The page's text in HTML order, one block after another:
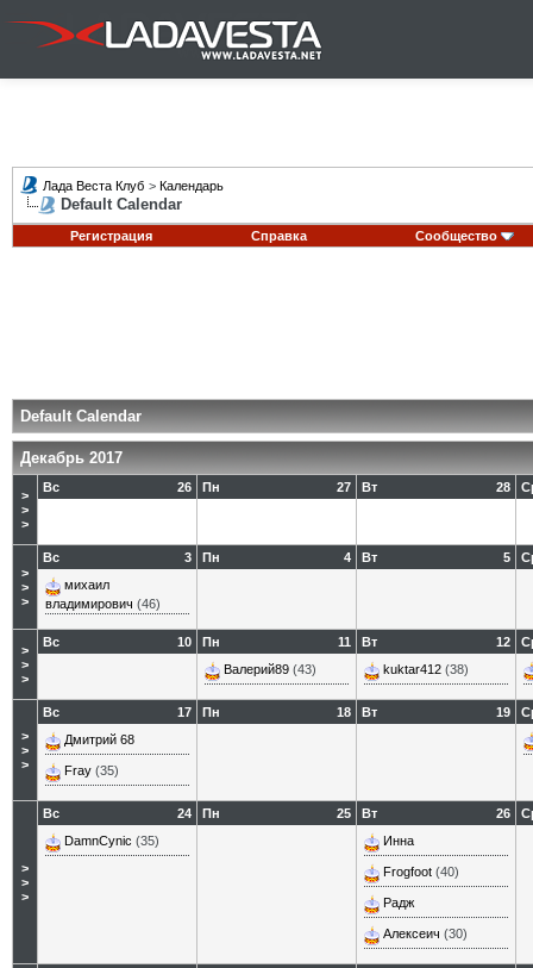
Лада Веста Клуб > Календарь
Default Calendar
Регистрация Справка Сообщество
Default Calendar
Декабрь 2017
>
>
>
26
Вс 27
Пн 28
Вт
>
>
>
3
Вс
михаил
владимирович (46)
4
Пн 5
Вт
>
>
>
10
Вс 11
Пн
Валерий89 (43)
12
Вт
kuktar412 (38)
>
>
>
17
Вс
Дмитрий 68
Fray (35)
18
Пн 19
Вт
>
>
>
24
Вс
DamnCynic (35)
25
Пн 26
Вт
Инна
Frogfoot (40)
Радж
Алексеич (30)